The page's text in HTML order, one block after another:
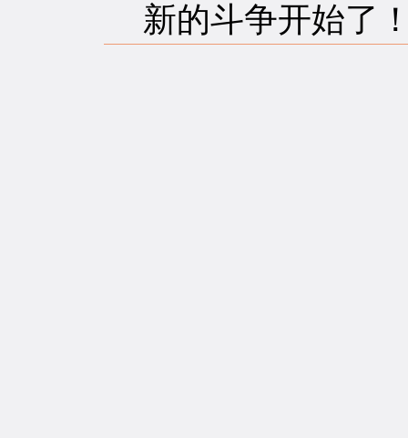
新的斗争开始